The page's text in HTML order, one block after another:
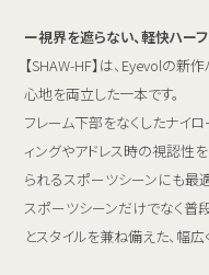
ー視界を遮らない、軽快ハー
【SHAW-HF】は、Eyevolの新
心地を両立した一本です。
フレーム下部をなくしたナイロ
ィングやアドレス時の視認性
られるスポーツシーンにも最
スポーツシーンだけでなく普
とスタイルを兼ね備えた、幅広